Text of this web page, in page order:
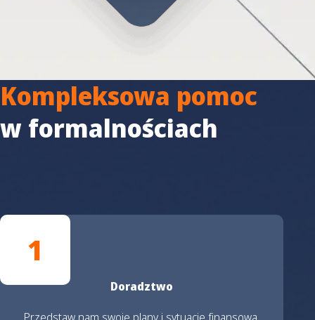
Kompleksowa pomoc
w formalnościach
1
Doradztwo